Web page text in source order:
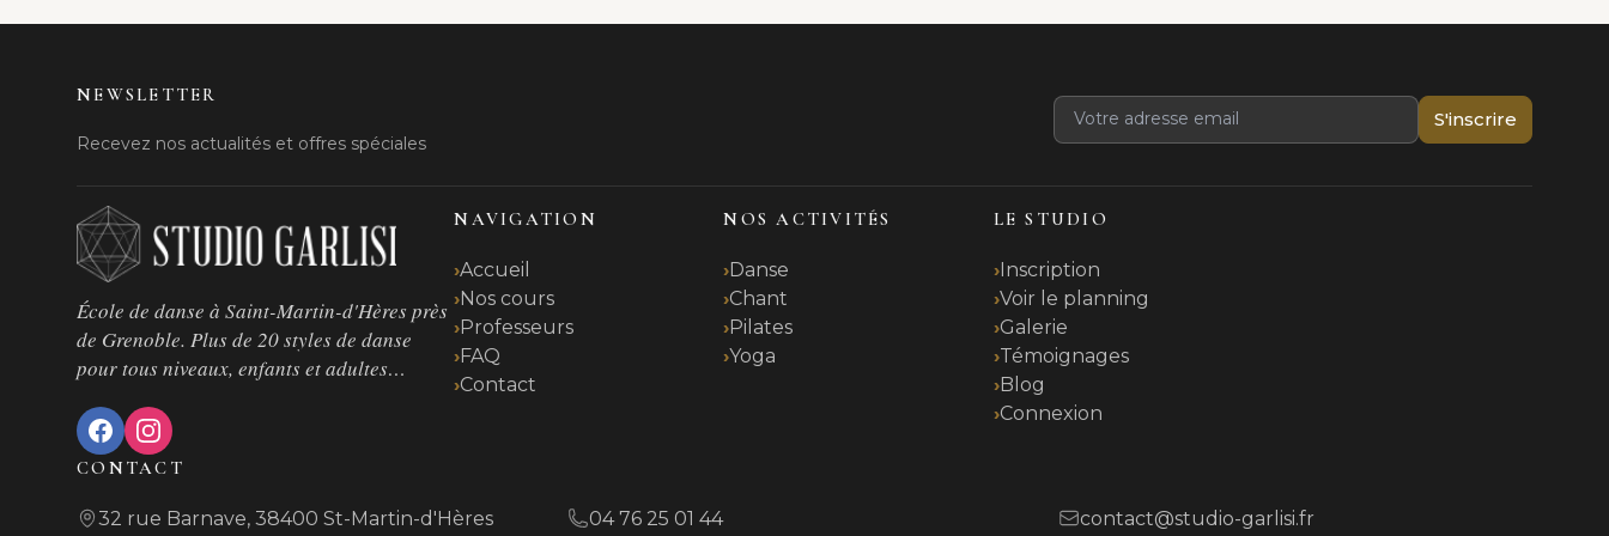
NEWSLETTER
Recevez nos actualités et offres spéciales
S'inscrire
École de danse à Saint-Martin-d'Hères près
de Grenoble. Plus de 20 styles de danse
pour tous niveaux, enfants et adultes…
NAVIGATION
Accueil
Nos cours
Professeurs
FAQ
Contact
NOS ACTIVITÉS
Danse
Chant
Pilates
Yoga
LE STUDIO
Inscription
Voir le planning
Galerie
Témoignages
Blog
Connexion
CONTACT
32 rue Barnave, 38400 St-Martin-d'Hères 04 76 25 01 44 contact@studio-garlisi.fr